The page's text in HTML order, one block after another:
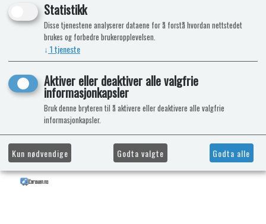
Statistikk
Disse tjenestene analyserer dataene for å forstå hvordan nettstedet
brukes og forbedre brukeropplevelsen.
↓ 1tjeneste
Aktiver eller deaktiver alle valgfrie
informasjonkapsler
Bruk denne bryteren til å aktivere eller deaktivere alle valgfrie
informasjonkapsler.
Kun nødvendige Godta valgte Godta alle